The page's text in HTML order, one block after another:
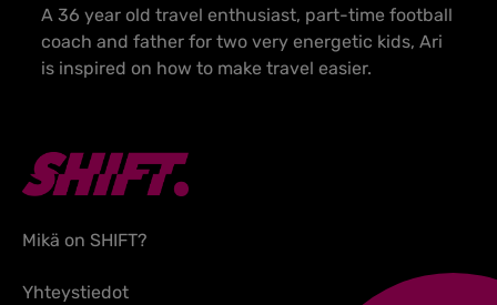
A 36 year old travel enthusiast, part-time football
coach and father for two very energetic kids, Ari
is inspired on how to make travel easier.
Mikä on SHIFT?
Yhteystiedot